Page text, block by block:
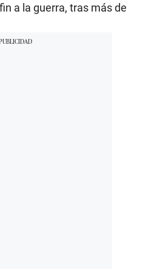
a la guerra, tras más de